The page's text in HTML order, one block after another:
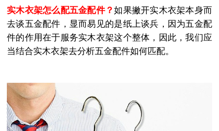
实木衣架怎么配五金配件？如果撇开实木衣架本身而
去谈五金配件，显而易见的是纸上谈兵，因为五金配
件的作用在于服务实木衣架这个整体，因此，我们应
当结合实木衣架去分析五金配件如何匹配。